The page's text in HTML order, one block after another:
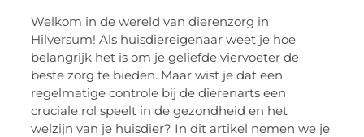
Welkom in de wereld van dierenzorg in
Hilversum! Als huisdiereigenaar weet je hoe
belangrijk het is om je geliefde viervoeter de
beste zorg te bieden. Maar wist je dat een
regelmatige controle bij de dierenarts een
cruciale rol speelt in de gezondheid en het
welzijn van je huisdier? In dit artikel nemen we je